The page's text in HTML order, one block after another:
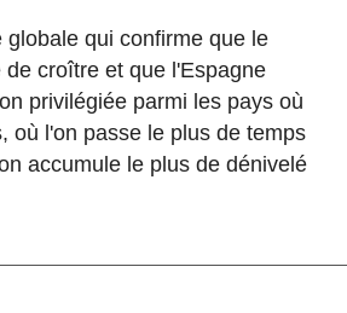
globale qui confirme que le
croître et que l'Espagne
privilégiée parmi les pays où
où l'on passe le plus de temps
accumule le plus de dénivelé